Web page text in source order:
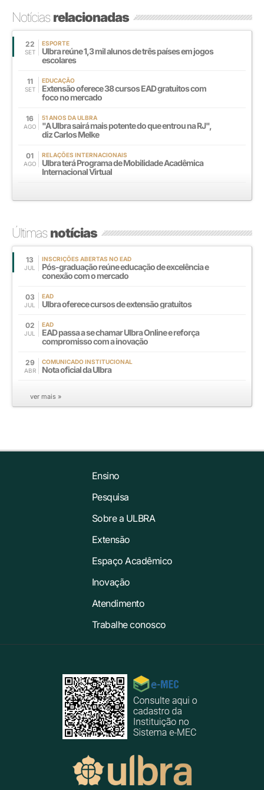
Notíciasrelacionadas
22
SET
ESPORTE
Ulbra reúne 1,3 mil alunos de três países em jogos
escolares
11
SET
EDUCAÇÃO
Extensão oferece 38 cursos EAD gratuitos com
foco no mercado
16
AGO
51 ANOS DA ULBRA
"A Ulbra sairá mais potente do que entrou na RJ",
diz Carlos Melke
01
AGO
RELAÇÕES INTERNACIONAIS
Ulbra terá Programa de Mobilidade Acadêmica
Internacional Virtual
Últimasnotícias
13
JUL
INSCRIÇÕES ABERTAS NO EAD
Pós-graduação reúne educação de excelência e
conexão com o mercado
03
JUL
EAD
Ulbra oferece cursos de extensão gratuitos
02
JUL
EAD
EAD passa a se chamar Ulbra Online e reforça
compromisso com a inovação
29
ABR
COMUNICADO INSTITUCIONAL
Nota oficial da Ulbra
ver mais »
Ensino
Pesquisa
Sobre a ULBRA
Extensão
Espaço Acadêmico
Inovação
Atendimento
Trabalhe conosco